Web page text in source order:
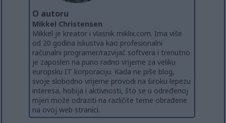
O autoru
Mikkel Christensen
Mikkel je kreator i vlasnik miklix.com. Ima više
od 20 godina iskustva kao profesionalni
računalni programer/razvijač softvera i trenutno
je zaposlen na puno radno vrijeme za veliku
europsku IT korporaciju. Kada ne piše blog,
svoje slobodno vrijeme provodi na široku lepezu
interesa, hobija i aktivnosti, što se u određenoj
mjeri može odraziti na različite teme obrađene
na ovoj web stranici.